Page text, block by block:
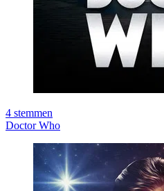
4 stemmen
Doctor Who